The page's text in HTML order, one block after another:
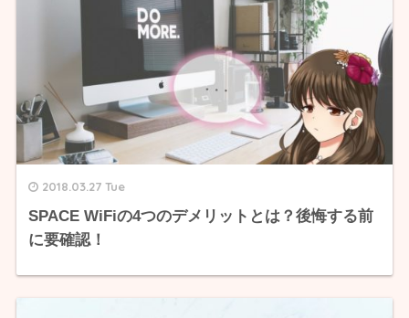
2018.03.27 Tue
SPACE WiFiの4つのデメリットとは？後悔する前
に要確認！